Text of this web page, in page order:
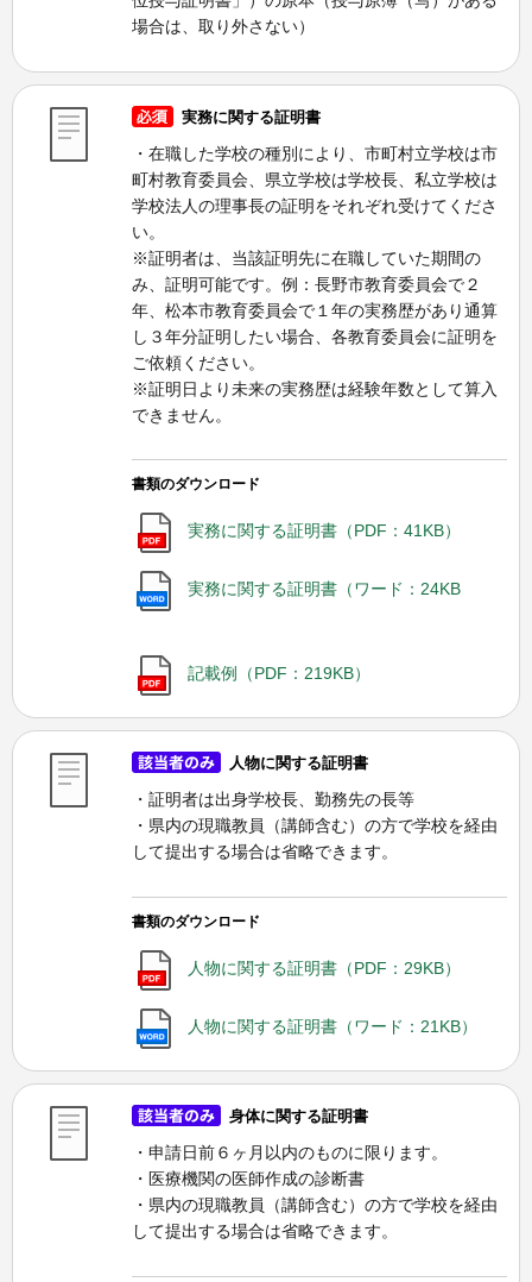
場合は、取り外さない）
実務に関する証明書
・在職した学校の種別により、市町村立学校は市
町村教育委員会、県立学校は学校長、私立学校は
学校法人の理事長の証明をそれぞれ受けてくださ
い。
※証明者は、当該証明先に在職していた期間の
み、証明可能です。例：長野市教育委員会で２
年、松本市教育委員会で１年の実務歴があり通算
し３年分証明したい場合、各教育委員会に証明を
ご依頼ください。
※証明日より未来の実務歴は経験年数として算入
できません。
書類のダウンロード
実務に関する証明書（PDF：41KB）
実務に関する証明書（ワード：24KB
記載例（PDF：219KB）
人物に関する証明書
・証明者は出身学校長、勤務先の長等
・県内の現職教員（講師含む）の方で学校を経由
して提出する場合は省略できます。
書類のダウンロード
人物に関する証明書（PDF：29KB）
人物に関する証明書（ワード：21KB）
身体に関する証明書
・申請日前６ヶ月以内のものに限ります。
・医療機関の医師作成の診断書
・県内の現職教員（講師含む）の方で学校を経由
して提出する場合は省略できます。